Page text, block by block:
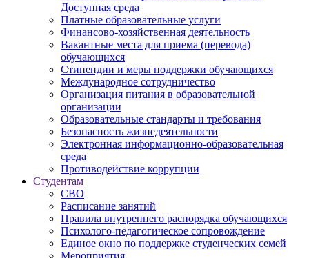
Доступная среда
Платные образовательные услуги
Финансово-хозяйственная деятельность
Вакантные места для приема (перевода)
обучающихся
Стипендии и меры поддержки обучающихся
Международное сотрудничество
Организация питания в образовательной
организации
Образовательные стандарты и требования
Безопасность жизнедеятельности
Электронная информационно-образовательная
среда
Противодействие коррупции
Студентам
СВО
Расписание занятий
Правила внутреннего распорядка обучающихся
Психолого-педагогическое сопровождение
Единое окно по поддержке студенческих семей
Мероприятия